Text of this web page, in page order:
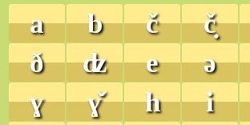
a b č č̣
ð
ʣ e ə
ɣ
ɣ̌ h i